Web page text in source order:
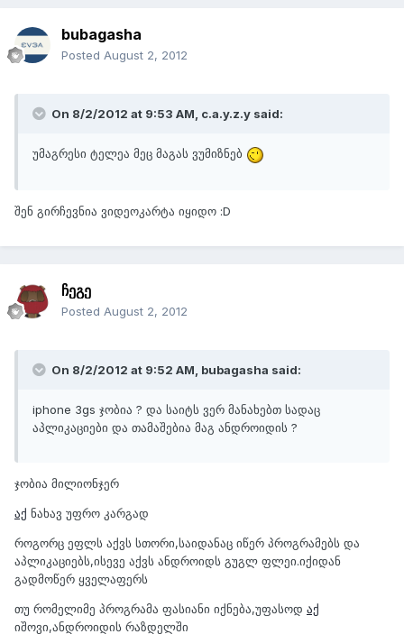
bubagasha
Posted August 2, 2012
On 8/2/2012 at 9:53 AM, c.a.y.z.y said:
უმაგრესი ტელეა მეც მაგას ვუმიზნებ
შენ გირჩევნია ვიდეოკარტა იყიდო :D
ჩეგე
Posted August 2, 2012
On 8/2/2012 at 9:52 AM, bubagasha said:
iphone 3gs ჯობია ? და საიტს ვერ მანახებთ სადაც
აპლიკაციები და თამაშებია მაგ ანდროიდის ?
ჯობია მილიონჯერ
აქ ნახავ უფრო კარგად
როგორც ეფლს აქვს სთორი,საიდანაც იწერ პროგრამებს და
აპლიკაციებს,ისევე აქვს ანდროიდს გუგლ ფლეი.იქიდან
გადმოწერ ყველაფერს
თუ რომელიმე პროგრამა ფასიანი იქნება,უფასოდ აქ
იშოვი,ანდროიდის რაზდელში